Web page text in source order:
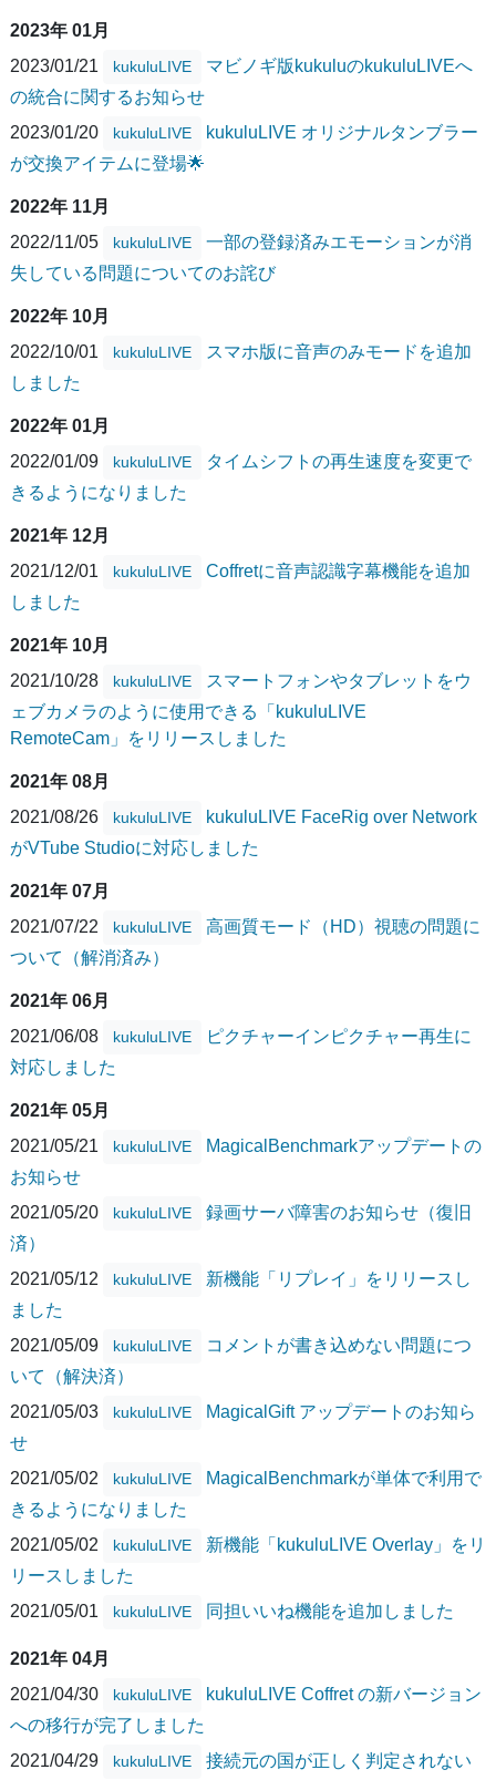
2023年 01月
2023/01/21
kukuluLIVE
マビノギ版kukuluのkukuluLIVEへ
の統合に関するお知らせ
2023/01/20
kukuluLIVE
kukuluLIVE オリジナルタンブラー
が交換アイテムに登場🌟
2022年 11月
2022/11/05
kukuluLIVE
一部の登録済みエモーションが消
失している問題についてのお詫び
2022年 10月
2022/10/01
kukuluLIVE
スマホ版に音声のみモードを追加
しました
2022年 01月
2022/01/09
kukuluLIVE
タイムシフトの再生速度を変更で
きるようになりました
2021年 12月
2021/12/01
kukuluLIVE
Coffretに音声認識字幕機能を追加
しました
2021年 10月
2021/10/28
kukuluLIVE
スマートフォンやタブレットをウ
ェブカメラのように使用できる「kukuluLIVE
RemoteCam」をリリースしました
2021年 08月
2021/08/26
kukuluLIVE
kukuluLIVE FaceRig over Network
がVTube Studioに対応しました
2021年 07月
2021/07/22
kukuluLIVE
高画質モード（HD）視聴の問題に
ついて（解消済み）
2021年 06月
2021/06/08
kukuluLIVE
ピクチャーインピクチャー再生に
対応しました
2021年 05月
2021/05/21
kukuluLIVE
MagicalBenchmarkアップデートの
お知らせ
2021/05/20
kukuluLIVE
録画サーバ障害のお知らせ（復旧
済）
2021/05/12
kukuluLIVE
新機能「リプレイ」をリリースし
ました
2021/05/09
kukuluLIVE
コメントが書き込めない問題につ
いて（解決済）
2021/05/03
kukuluLIVE
MagicalGift アップデートのお知ら
せ
2021/05/02
kukuluLIVE
MagicalBenchmarkが単体で利用で
きるようになりました
2021/05/02
kukuluLIVE
新機能「kukuluLIVE Overlay」をリ
リースしました
2021/05/01
kukuluLIVE 同担いいね機能を追加しました
2021年 04月
2021/04/30
kukuluLIVE
kukuluLIVE Coffret の新バージョン
への移行が完了しました
2021/04/29
kukuluLIVE
接続元の国が正しく判定されない